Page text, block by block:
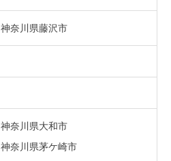
神奈川県藤沢市
神奈川県大和市
神奈川県茅ケ崎市